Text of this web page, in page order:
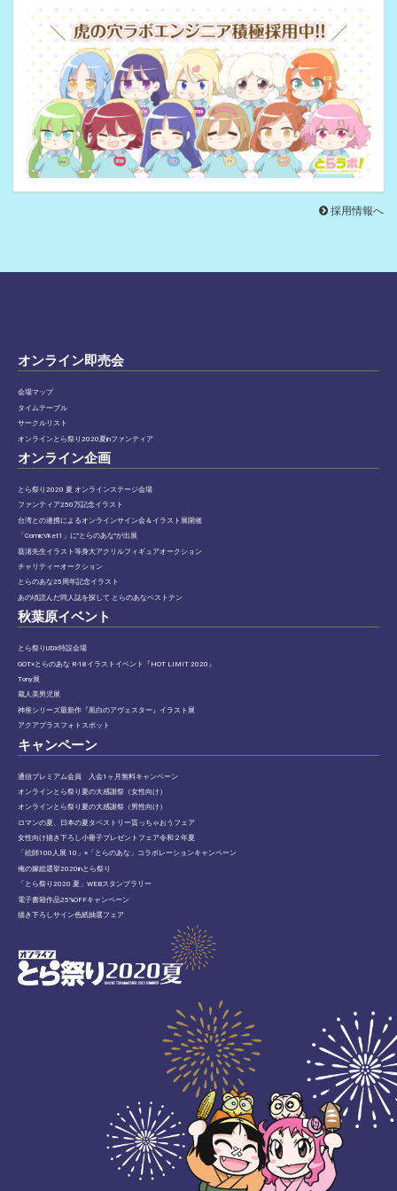
採用情報へ
オンライン即売会
会場マップ
タイムテーブル
サークルリスト
オンラインとら祭り2020夏inファンティア
オンライン企画
とら祭り2020 夏 オンラインステージ会場
ファンティア250万記念イラスト
台湾との連携によるオンラインサイン会＆イラスト展開催
「ComicVket1」に”とらのあな”が出展
葵渚先生イラスト等身大アクリルフィギュアオークション
チャリティーオークション
とらのあな25周年記念イラスト
あの頃読んだ同人誌を探して とらのあなベストテン
秋葉原イベント
とら祭りUDX特設会場
GOT×とらのあな R-18イラストイベント『HOT LIMIT 2020』
Tony展
蔵人美男児展
神座シリーズ最新作『黒白のアヴェスター』イラスト展
アクアプラスフォトスポット
キャンペーン
通信プレミアム会員 入会1ヶ月無料キャンペーン
オンラインとら祭り夏の大感謝祭（女性向け）
オンラインとら祭り夏の大感謝祭（男性向け）
ロマンの夏、日本の夏タペストリー貰っちゃおうフェア
女性向け描き下ろし小冊子プレゼントフェア令和２年夏
「絵師100人展 10」×「とらのあな」コラボレーションキャンペーン
俺の嫁総選挙2020inとら祭り
「とら祭り2020 夏」WEBスタンプラリー
電子書籍作品25%OFFキャンペーン
描き下ろしサイン色紙抽選フェア